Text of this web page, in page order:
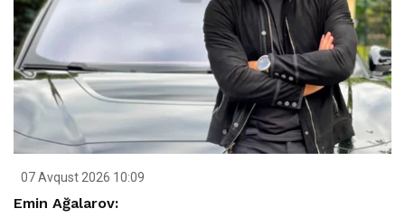
07 Avqust 2026 10:09
Emin Ağalarov: